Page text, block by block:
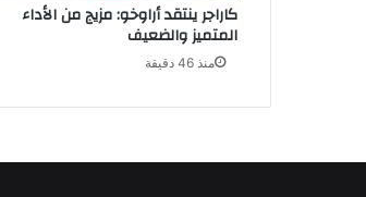
كاراجر ينتقد أراوخو: مزيج من الأداء
المتميز والضعيف
منذ 46 دقيقة